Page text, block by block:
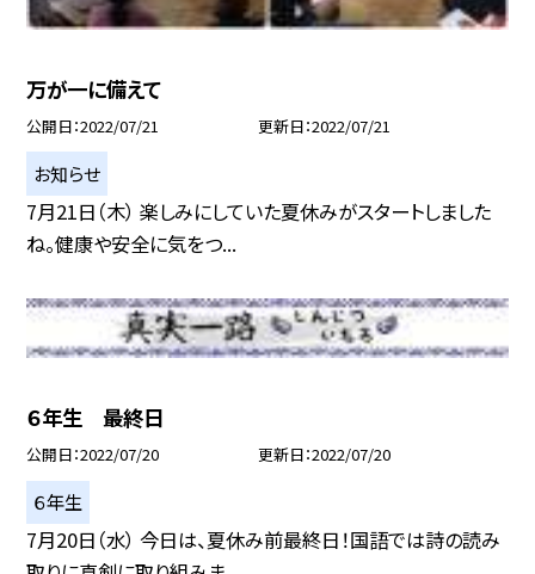
万が一に備えて
公開日 2022/07/21 更新日 2022/07/21
お知らせ
7月21日（木） 楽しみにしていた夏休みがスタートしました
ね。健康や安全に気をつ...
６年生 最終日
公開日 2022/07/20 更新日 2022/07/20
６年生
7月20日（水） 今日は、夏休み前最終日！国語では詩の読み